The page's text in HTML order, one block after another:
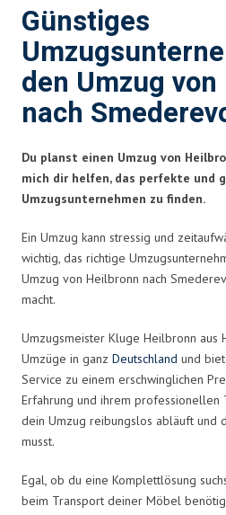
Günstiges
den Umzug
nach
Du planst einen Umzug von
mich dir helfen, das perfekte und
Umzugsunternehmen zu finden.
Ein Umzug kann stressig und
wichtig, das richtige
Umzug von Heilbronn nach
macht.
Umzugsmeister Kluge Heilbronn aus
Umzüge in ganz Deutschland und
Service zu einem erschwinglichen
Erfahrung und ihrem professionellen
dein Umzug reibungslos abläuft und
musst.
Egal, ob du eine Komplettlösung
beim Transport deiner Möbel